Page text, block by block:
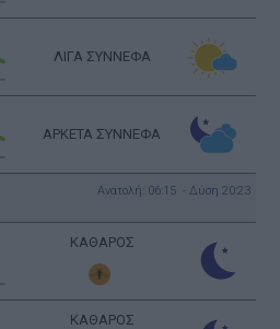
ΛΙΓΑ ΣΥΝΝΕΦΑ
ΑΡΚΕΤΑ ΣΥΝΝΕΦΑ
Ανατολή: 06:15 - Δύση 20:23
ΚΑΘΑΡΟΣ
ΚΑΘΑΡΟΣ